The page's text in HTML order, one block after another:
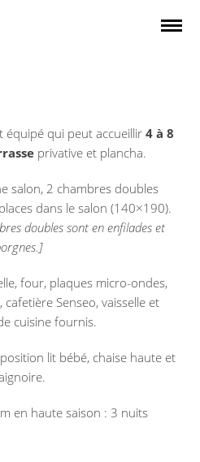
équipé qui peut accueillir 4 à 8
privative et plancha.
salon, 2 chambres doubles
dans le salon (140×190).
doubles sont en enfilades et
four, plaques micro-ondes,
Senseo, vaisselle et
cuisine fournis.
lit bébé, chaise haute et
en haute saison : 3 nuits